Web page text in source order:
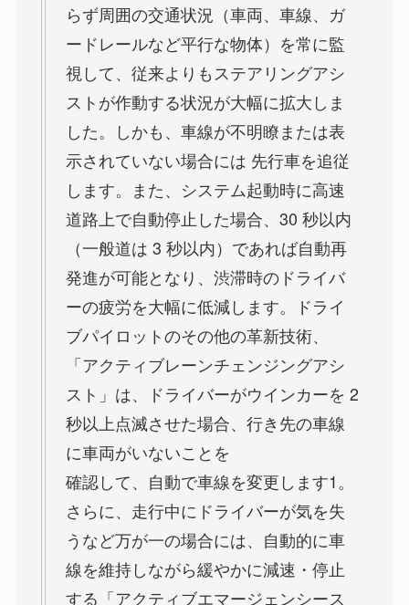
らず周囲の交通状況（車両、車線、ガ
ードレールなど平行な物体）を常に監
視して、従来よりもステアリングアシ
ストが作動する状況が大幅に拡大しま
した。しかも、車線が不明瞭または表
示されていない場合には 先行車を追従
します。また、システム起動時に高速
道路上で自動停止した場合、30 秒以内
（一般道は 3 秒以内）であれば自動再
発進が可能となり、渋滞時のドライバ
ーの疲労を大幅に低減します。ドライ
ブパイロットのその他の革新技術、
「アクティブレーンチェンジングアシ
スト」は、ドライバーがウインカーを 2
秒以上点滅させた場合、行き先の車線
に車両がいないことを
確認して、自動で車線を変更します1。
さらに、走行中にドライバーが気を失
うなど万が一の場合には、自動的に車
線を維持しながら緩やかに減速・停止
する「アクティブエマージェンシース